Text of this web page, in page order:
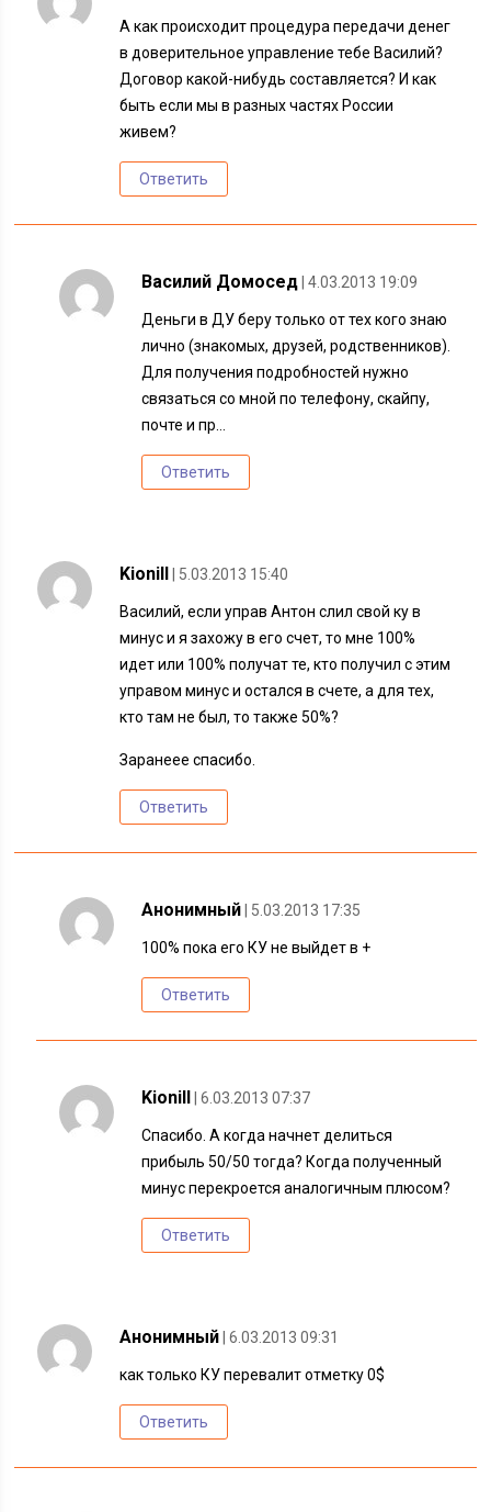
А как происходит процедура передачи денег
в доверительное управление тебе Василий?
Договор какой-нибудь составляется? И как
быть если мы в разных частях России
живем?
Ответить
Василий Домосед | 4.03.2013 19:09
Деньги в ДУ беру только от тех кого знаю
лично (знакомых, друзей, родственников).
Для получения подробностей нужно
связаться со мной по телефону, скайпу,
почте и пр…
Ответить
Kionill | 5.03.2013 15:40
Василий, если управ Антон слил свой ку в
минус и я захожу в его счет, то мне 100%
идет или 100% получат те, кто получил с этим
управом минус и остался в счете, а для тех,
кто там не был, то также 50%?
Заранеее спасибо.
Ответить
Анонимный | 5.03.2013 17:35
100% пока его КУ не выйдет в +
Ответить
Kionill | 6.03.2013 07:37
Спасибо. А когда начнет делиться
прибыль 50/50 тогда? Когда полученный
минус перекроется аналогичным плюсом?
Ответить
Анонимный | 6.03.2013 09:31
как только КУ перевалит отметку 0$
Ответить